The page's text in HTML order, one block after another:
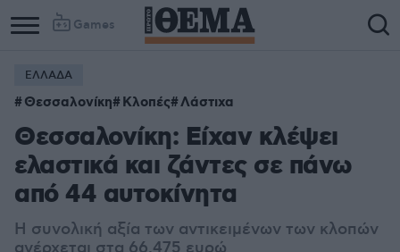
Games
ΕΛΛΑΔΑ
Θεσσαλονίκη Κλοπές Λάστιχα
Θεσσαλονίκη: Είχαν κλέψει
ελαστικά και ζάντες σε πάνω
από 44 αυτοκίνητα
Η συνολική αξία των αντικειμένων των κλοπών